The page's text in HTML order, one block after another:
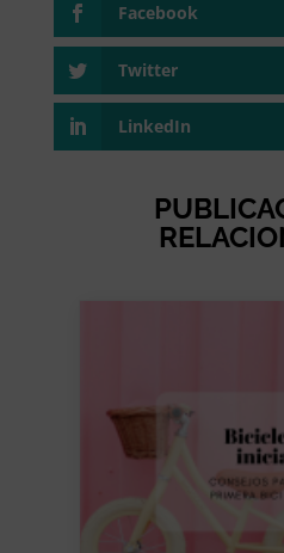
Facebook
Twitter
LinkedIn